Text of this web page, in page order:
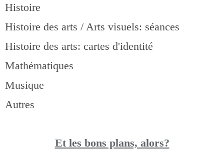
Histoire
Histoire des arts / Arts visuels: séances
Histoire des arts: cartes d'identité
Mathématiques
Musique
Autres
Et les bons plans, alors?